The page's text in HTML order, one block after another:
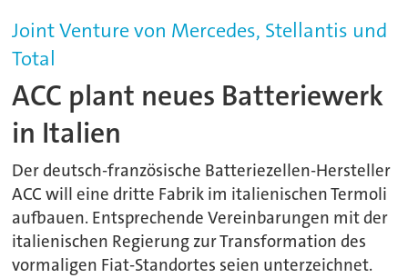
Joint Venture von Mercedes, Stellantis und
Total
ACC plant neues Batteriewerk
in Italien
Der deutsch-französische Batteriezellen-Hersteller
ACC will eine dritte Fabrik im italienischen Termoli
aufbauen. Entsprechende Vereinbarungen mit der
italienischen Regierung zur Transformation des
vormaligen Fiat-Standortes seien unterzeichnet.